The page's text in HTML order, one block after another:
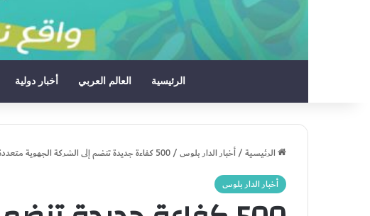
الرئيسية العالم العربي أخبار دولية
الرئيسية/أخبار الدار بلوس/500 كفاءة جديدة تنضم إلى الشركة الجهوية متعددة الخدمات الدار البيضاء سطات
أخبار الدار بلوس